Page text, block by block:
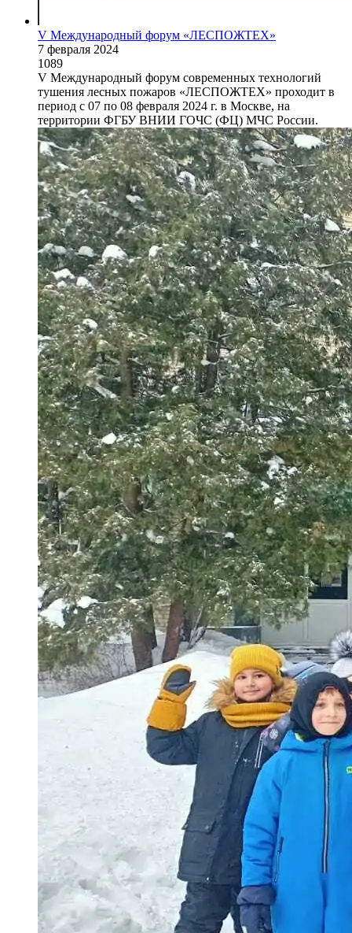
V Международный форум «ЛЕСПОЖТЕХ»
7 февраля 2024
1089
V Международный форум современных технологий
тушения лесных пожаров «ЛЕСПОЖТЕХ» проходит в
период с 07 по 08 февраля 2024 г. в Москве, на
территории ФГБУ ВНИИ ГОЧС (ФЦ) МЧС России.